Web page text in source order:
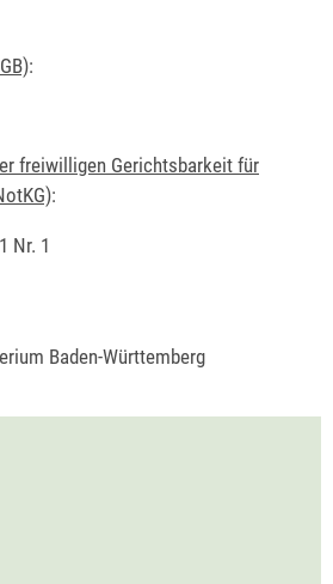
:
freiwilligen Gerichtsbarkeit für
:
Nr. 1
Baden-Württemberg